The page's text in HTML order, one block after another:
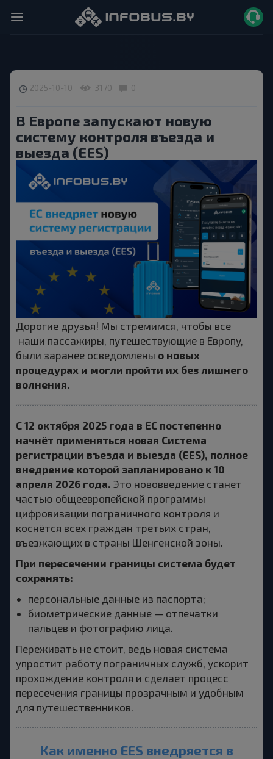
2025-10-10 3170 0
В Европе запускают новую
систему контроля въезда и
выезда (EES)
Дорогие друзья! Мы стремимся, чтобы все
наши пассажиры, путешествующие в Европу,
были заранее осведомлены о новых
процедурах и могли пройти их без лишнего
волнения.
С 12 октября 2025 года в ЕС постепенно
начнёт применяться новая Система
регистрации въезда и выезда (EES), полное
внедрение которой запланировано к 10
апреля 2026 года. Это нововведение станет
частью общеевропейской программы
цифровизации пограничного контроля и
коснётся всех граждан третьих стран,
въезжающих в страны Шенгенской зоны.
При пересечении границы система будет
сохранять:
персональные данные из паспорта;
биометрические данные — отпечатки
пальцев и фотографию лица.
Переживать не стоит, ведь новая система
упростит работу пограничных служб, ускорит
прохождение контроля и сделает процесс
пересечения границы прозрачным и удобным
для путешественников.
Как именно EES внедряется в